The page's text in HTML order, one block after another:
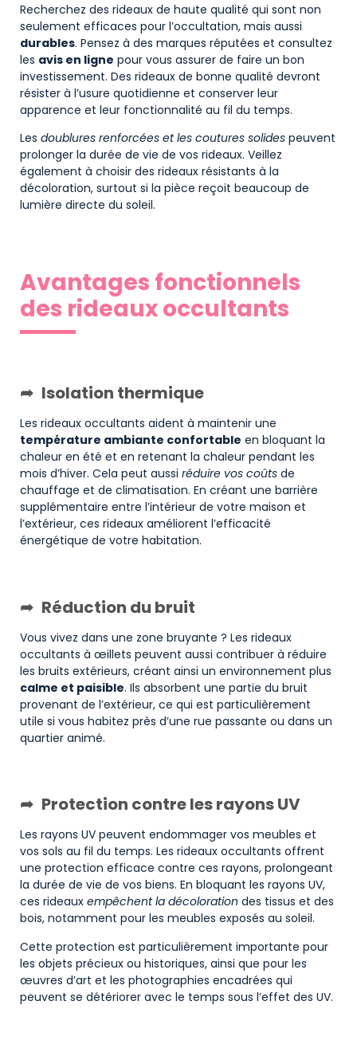
Recherchez des rideaux de haute qualité qui sont non
seulement efficaces pour l’occultation, mais aussi
durables. Pensez à des marques réputées et consultez
les avis en ligne pour vous assurer de faire un bon
investissement. Des rideaux de bonne qualité devront
résister à l’usure quotidienne et conserver leur
apparence et leur fonctionnalité au fil du temps.
Les doublures renforcées et les coutures solides peuvent
prolonger la durée de vie de vos rideaux. Veillez
également à choisir des rideaux résistants à la
décoloration, surtout si la pièce reçoit beaucoup de
lumière directe du soleil.
Avantages fonctionnels
des rideaux occultants
Isolation thermique
Les rideaux occultants aident à maintenir une
température ambiante confortable en bloquant la
chaleur en été et en retenant la chaleur pendant les
mois d’hiver. Cela peut aussi réduire vos coûts de
chauffage et de climatisation. En créant une barrière
supplémentaire entre l’intérieur de votre maison et
l’extérieur, ces rideaux améliorent l’efficacité
énergétique de votre habitation.
Réduction du bruit
Vous vivez dans une zone bruyante ? Les rideaux
occultants à œillets peuvent aussi contribuer à réduire
les bruits extérieurs, créant ainsi un environnement plus
calme et paisible. Ils absorbent une partie du bruit
provenant de l’extérieur, ce qui est particulièrement
utile si vous habitez près d’une rue passante ou dans un
quartier animé.
Protection contre les rayons UV
Les rayons UV peuvent endommager vos meubles et
vos sols au fil du temps. Les rideaux occultants offrent
une protection efficace contre ces rayons, prolongeant
la durée de vie de vos biens. En bloquant les rayons UV,
ces rideaux empêchent la décoloration des tissus et des
bois, notamment pour les meubles exposés au soleil.
Cette protection est particulièrement importante pour
les objets précieux ou historiques, ainsi que pour les
œuvres d’art et les photographies encadrées qui
peuvent se détériorer avec le temps sous l’effet des UV.